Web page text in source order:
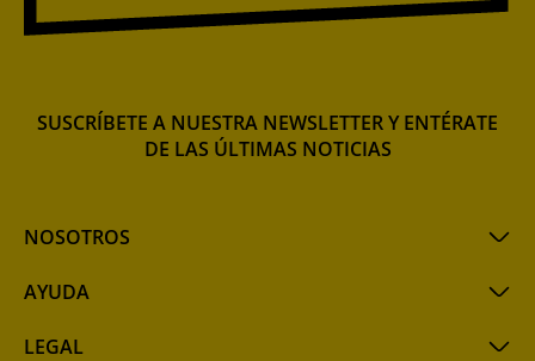
NOSOTROS
AYUDA
LEGAL
SUSCRÍBETE A NUESTRA NEWSLETTER Y ENTÉRATE
DE LAS ÚLTIMAS NOTICIAS